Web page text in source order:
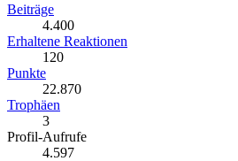
Beiträge
4.400
Erhaltene Reaktionen
120
Punkte
22.870
Trophäen
3
Profil-Aufrufe
4.597